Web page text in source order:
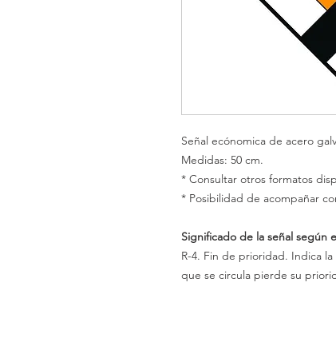
Señal ecónomica de acero
Medidas: 50 cm.
* Consultar otros formatos
* Posibilidad de acompañar
Significado de la señal según
R-4. Fin de prioridad. Indica
que se circula pierde su